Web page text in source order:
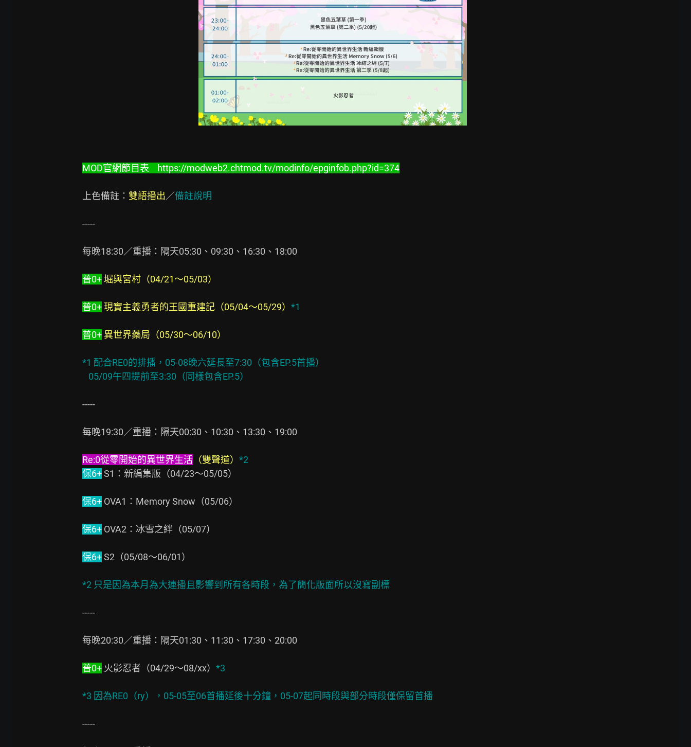
MOD官網節目表 https://modweb2.chtmod.tv/modinfo/epginfob.php?id=374
上色備註： 雙語播出／備註說明
-----
每晚18:30／重播：隔天05:30、09:30、16:30、18:00
普0+堀與宮村（04/21～05/03）
普0+ 現實主義勇者的王國重建記（05/04～05/29） *1
普0+ 異世界藥局（05/30～06/10）
*1 配合RE0的排播，05-08晚六延長至7:30（包含EP.5首播）
   05/09午四提前至3:30（同樣包含EP.5）
-----
每晚19:30／重播：隔天00:30、10:30、13:30、19:00
Re:0從零開始的異世界生活 （雙聲道） *2
保6+ S1：新編集版（04/23～05/05）
保6+ OVA1：Memory Snow（05/06）
保6+ OVA2：冰雪之絆（05/07）
保6+ S2（05/08～06/01）
*2 只是因為本月為大連播且影響到所有各時段，為了簡化版面所以沒寫副標
-----
每晚20:30／重播：隔天01:30、11:30、17:30、20:00
普0+ 火影忍者（04/29～08/xx） *3
*3 因為RE0（ry），05-05至06首播延後十分鐘，05-07起同時段與部分時段僅保留首播
-----